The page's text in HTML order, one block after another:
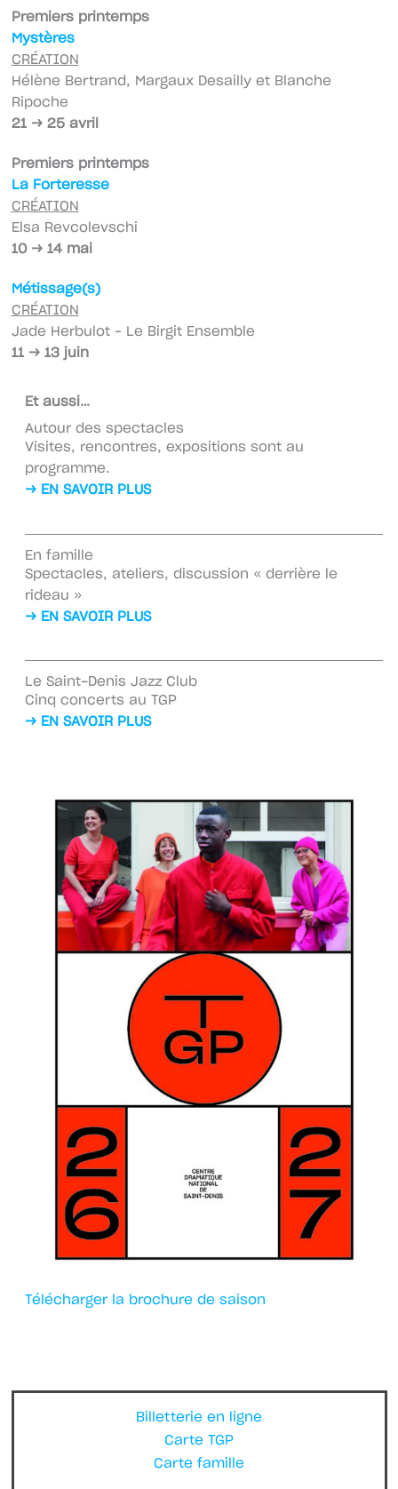
Billetterie en ligne
Carte TGP
Carte famille
Premiers printemps
Mystères
CRÉATION
Hélène Bertrand, Margaux Desailly et Blanche
Ripoche
21 → 25 avril
Premiers printemps
La Forteresse
CRÉATION
Elsa Revcolevschi
10 → 14 mai
Métissage(s)
CRÉATION
Jade Herbulot – Le Birgit Ensemble
11 → 13 juin
Et aussi…
Autour des spectacles
Visites, rencontres, expositions sont au
programme.
→ EN SAVOIR PLUS
En famille
Spectacles, ateliers, discussion « derrière le
rideau »
→ EN SAVOIR PLUS
Le Saint-Denis Jazz Club
Cinq concerts au TGP
→ EN SAVOIR PLUS
Télécharger la brochure de saison